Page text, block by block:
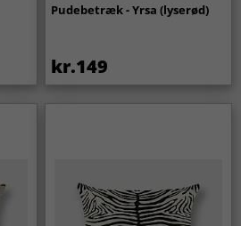
Pudebetræk - Yrsa (lyserød)
kr.149